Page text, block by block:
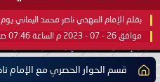
بقلم الإمام المهدي ناصر محمد اليماني يوم 08 - محرم - 1445 هـ
موافق 26 - 07 - 2023 م الساعة 07:46 صباحًا بحسب التقويم الرسمي لأمّ القُرى